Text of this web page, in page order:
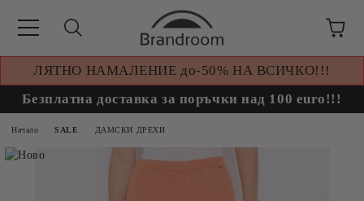
ЛЯТНО НАМАЛЕНИЕ до-50% НА ВСИЧКО!!!
Безплатна доставка за поръчки над 100 euro!!!
Начало SALE ДАМСКИ ДРЕХИ